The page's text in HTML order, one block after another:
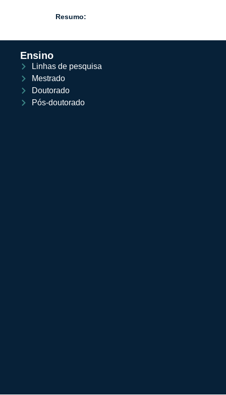
Resumo:
Ensino
Linhas de pesquisa
Mestrado
Doutorado
Pós-doutorado